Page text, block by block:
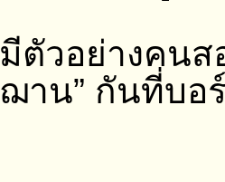
มีตัวอย่างคน
ฌาน” กันที่บอ